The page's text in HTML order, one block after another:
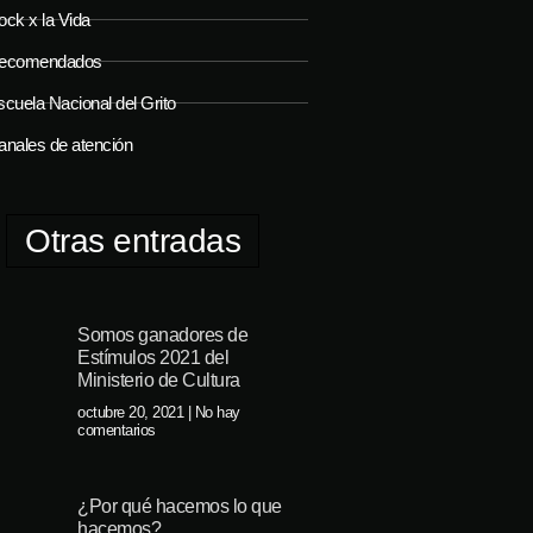
x la Vida
Nacional del Grito
de atención
Otras entradas
Somos ganadores de
Estímulos 2021 del
Ministerio de Cultura
octubre 20, 2021 No hay
comentarios
¿Por qué hacemos lo que
hacemos?